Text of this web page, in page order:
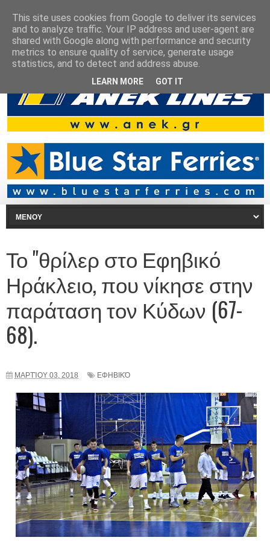
Το "θρίλερ στο Εφηβικό
Ηράκλειο, που νίκησε στην
παράταση τον Κύδων (67-
68).
ΜΑΡΤΊΟΥ 03, 2018 ΕΦΗΒΙΚΌ
This site uses cookies from Google to deliver its services
and to analyze traffic. Your IP address and user-agent are
shared with Google along with performance and security
metrics to ensure quality of service, generate usage
statistics, and to detect and address abuse.
LEARN MORE GOT IT